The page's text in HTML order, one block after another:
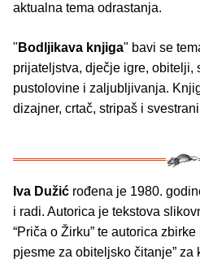
aktualna tema odrastanja.
" Bodljikava knjiga" bavi se
prijateljstva, dječje igre, obitelji,
pustolovine i zaljubljivanja.
dizajner, crtač, stripaš i
Iva Dužić rođena je 1980.
i radi. Autorica je tekstova
“Priča o Žirku” te autorica
pjesme za obiteljsko čitanje” za